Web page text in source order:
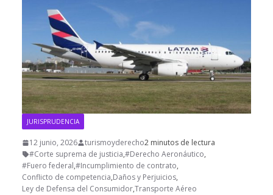
JURISPRUDENCIA
12 junio, 2026 turismoyderecho2 minutos de lectura
#Corte suprema de justicia,#Derecho Aeronáutico,
#Fuero federal,#Incumplimiento de contrato,
Conflicto de competencia,Daños y Perjuicios,
Ley de Defensa del Consumidor,Transporte Aéreo